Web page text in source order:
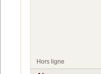
Hors ligne